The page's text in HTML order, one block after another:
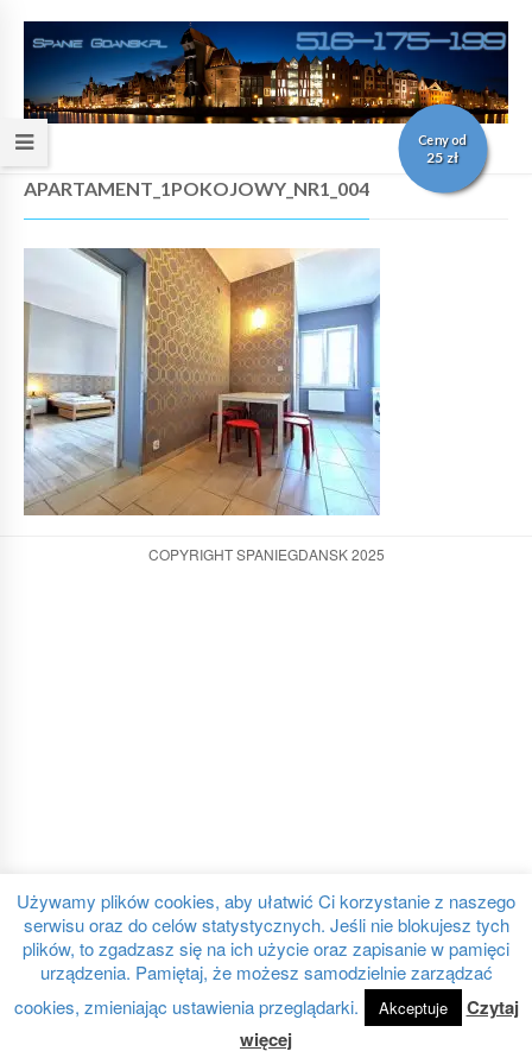
Ceny od
25 zł
APARTAMENT_1POKOJOWY_NR1_004
COPYRIGHT SPANIEGDANSK 2025
Używamy plików cookies, aby ułatwić Ci korzystanie z naszego
serwisu oraz do celów statystycznych. Jeśli nie blokujesz tych
plików, to zgadzasz się na ich użycie oraz zapisanie w pamięci
urządzenia. Pamiętaj, że możesz samodzielnie zarządzać
cookies, zmieniając ustawienia przeglądarki.
Akceptuje
Czytaj
więcej